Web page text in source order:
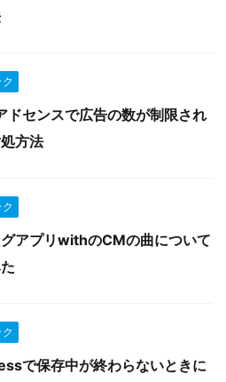
ドセンスで広告の数が制限され
方法
アプリwithのCMの曲について
で保存中が終わらないときに